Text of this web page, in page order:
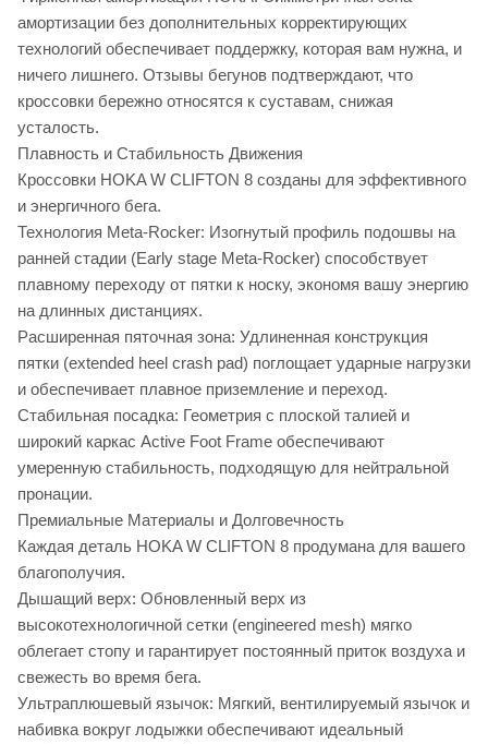
амортизации без дополнительных корректирующих
технологий обеспечивает поддержку, которая вам нужна, и
ничего лишнего. Отзывы бегунов подтверждают, что
кроссовки бережно относятся к суставам, снижая
усталость.
Плавность и Стабильность Движения
Кроссовки HOKA W CLIFTON 8 созданы для эффективного
и энергичного бега.
Технология Meta-Rocker: Изогнутый профиль подошвы на
ранней стадии (Early stage Meta-Rocker) способствует
плавному переходу от пятки к носку, экономя вашу энергию
на длинных дистанциях.
Расширенная пяточная зона: Удлиненная конструкция
пятки (extended heel crash pad) поглощает ударные нагрузки
и обеспечивает плавное приземление и переход.
Стабильная посадка: Геометрия с плоской талией и
широкий каркас Active Foot Frame обеспечивают
умеренную стабильность, подходящую для нейтральной
пронации.
Премиальные Материалы и Долговечность
Каждая деталь HOKA W CLIFTON 8 продумана для вашего
благополучия.
Дышащий верх: Обновленный верх из
высокотехнологичной сетки (engineered mesh) мягко
облегает стопу и гарантирует постоянный приток воздуха и
свежесть во время бега.
Ультраплюшевый язычок: Мягкий, вентилируемый язычок и
набивка вокруг лодыжки обеспечивают идеальный